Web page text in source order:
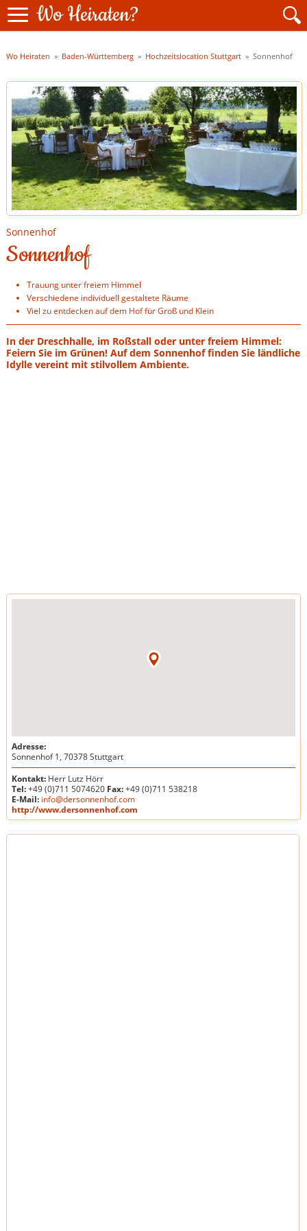
Wo Heiraten?
Wo Heiraten » Baden-Württemberg» Hochzeitslocation Stuttgart » Sonnenhof
Sonnenhof
Sonnenhof
Trauung unter freiem Himmel
Verschiedene individuell gestaltete Räume
Viel zu entdecken auf dem Hof für Groß und Klein
In der Dreschhalle, im Roßstall oder unter freiem Himmel:
Feiern Sie im Grünen! Auf dem Sonnenhof finden Sie ländliche
Idylle vereint mit stilvollem Ambiente.
Adresse:
Sonnenhof 1, 70378 Stuttgart
Kontakt:Herr Lutz Hörr
Tel:+49 (0)711 5074620 Fax:+49 (0)711 538218
E-Mail: info@dersonnenhof.com
http://www.dersonnenhof.com